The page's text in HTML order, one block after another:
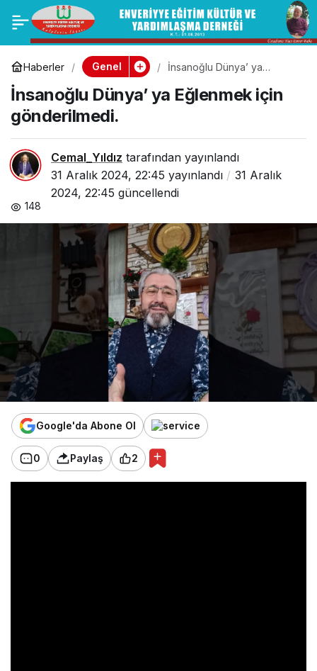
Haberler Genel
İnsanoğlu Dünya’ ya
İnsanoğlu Dünya’ ya Eğlenmek için
gönderilmedi.
Cemal_Yıldız tarafından yayınlandı
31 Aralık 2024, 22:45 yayınlandı
31 Aralık
2024, 22:45 güncellendi
148
Google'da Abone Ol
0 Paylaş 2
KUTSAL
TOPRAKLARA
YOLCULUK
0 Paylaş